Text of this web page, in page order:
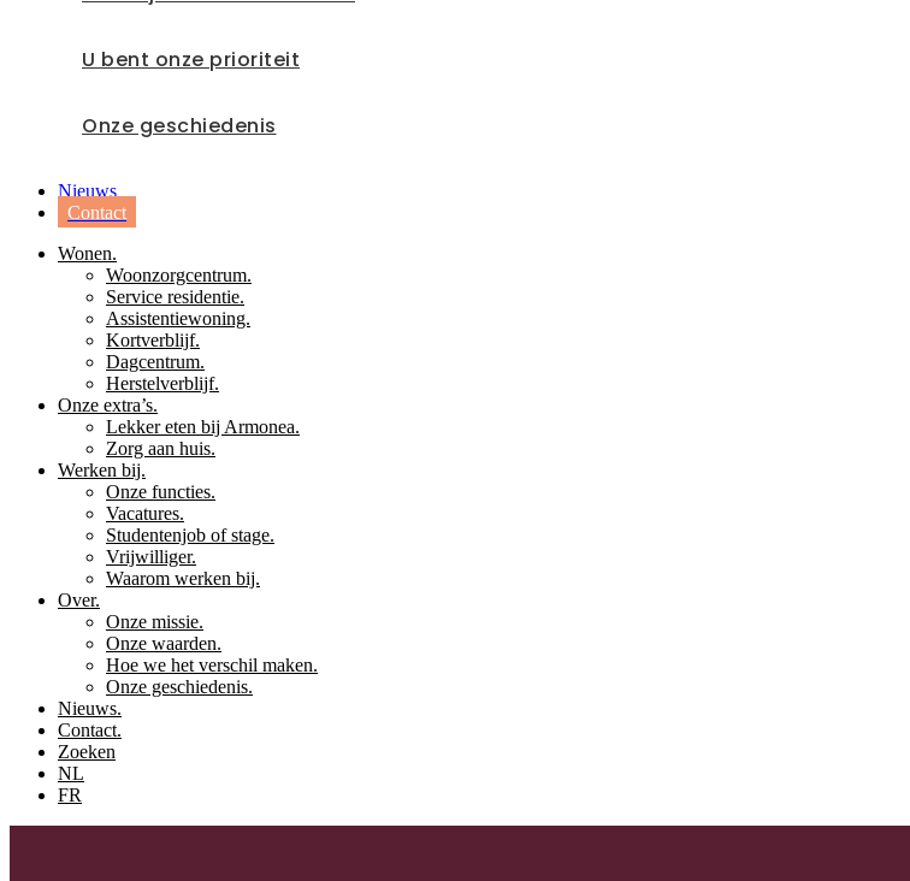
U bent onze prioriteit
Onze geschiedenis
Nieuws
Contact
Wonen.
Woonzorgcentrum.
Service residentie.
Assistentiewoning.
Kortverblijf.
Dagcentrum.
Herstelverblijf.
Onze extra’s.
Lekker eten bij Armonea.
Zorg aan huis.
Werken bij.
Onze functies.
Vacatures.
Studentenjob of stage.
Vrijwilliger.
Waarom werken bij.
Over.
Onze missie.
Onze waarden.
Hoe we het verschil maken.
Onze geschiedenis.
Nieuws.
Contact.
Zoeken
NL
FR